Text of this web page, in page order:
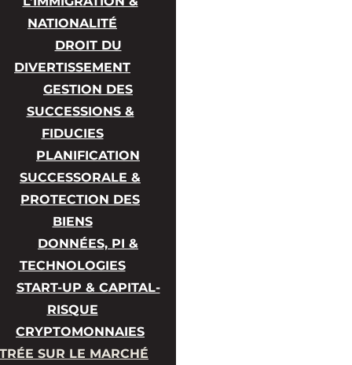
NATIONALITÉ
DROIT DU
DIVERTISSEMENT
GESTION DES
SUCCESSIONS &
FIDUCIES
PLANIFICATION
SUCCESSORALE &
PROTECTION DES
BIENS
DONNÉES, PI &
TECHNOLOGIES
START-UP & CAPITAL-
RISQUE
CRYPTOMONNAIES
SUR LE MARCHÉ